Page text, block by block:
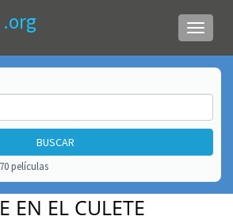
Menú
de
.org
películas
EN EL CULETE